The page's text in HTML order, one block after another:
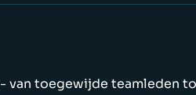
- van toegewijde teamleden